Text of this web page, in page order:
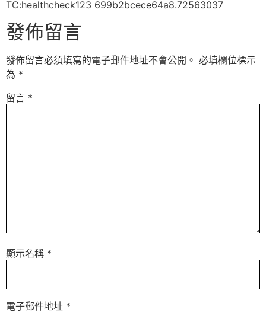
TC:healthcheck123 699b2bcece64a8.72563037
發佈留言
發佈留言必須填寫的電子郵件地址不會公開。 必填欄位標示
為 *
留言 *
顯示名稱 *
電子郵件地址 *